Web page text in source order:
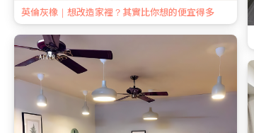
英倫灰橡｜想改造家裡？其實比你想的便宜得多